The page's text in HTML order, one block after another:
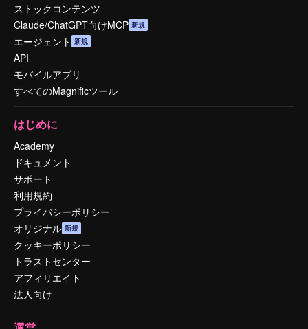
ストックコンテンツ
Claude/ChatGPT向けMCP 新規
エージェント 新規
API
モバイルアプリ
すべてのMagnificツール
はじめに
Academy
ドキュメント
サポート
利用規約
プライバシーポリシー
オリジナル 新規
クッキーポリシー
トラストセンター
アフィリエイト
法人向け